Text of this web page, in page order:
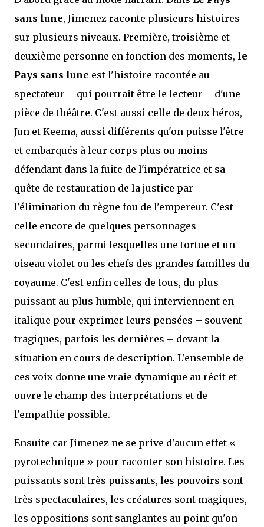
sans lune, Jimenez raconte plusieurs histoires
sur plusieurs niveaux. Première, troisième et
deuxième personne en fonction des moments, le
Pays sans lune est l'histoire racontée au
spectateur – qui pourrait être le lecteur – d'une
pièce de théâtre. C'est aussi celle de deux héros,
Jun et Keema, aussi différents qu'on puisse l'être
et embarqués à leur corps plus ou moins
défendant dans la fuite de l'impératrice et sa
quête de restauration de la justice par
l'élimination du règne fou de l'empereur. C'est
celle encore de quelques personnages
secondaires, parmi lesquelles une tortue et un
oiseau violet ou les chefs des grandes familles du
royaume. C'est enfin celles de tous, du plus
puissant au plus humble, qui interviennent en
italique pour exprimer leurs pensées – souvent
tragiques, parfois les dernières – devant la
situation en cours de description. L'ensemble de
ces voix donne une vraie dynamique au récit et
ouvre le champ des interprétations et de
l'empathie possible.
Ensuite car Jimenez ne se prive d'aucun effet «
pyrotechnique » pour raconter son histoire. Les
puissants sont très puissants, les pouvoirs sont
très spectaculaires, les créatures sont magiques,
les oppositions sont sanglantes au point qu'on